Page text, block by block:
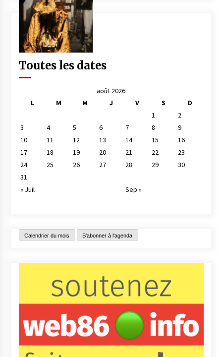
Toutes les dates
août 2026
L
M M J V S
D
1
2
3
4 5 6 7 8
9
10
11 12 13 14 15
16
17
18 19 20 21 22
23
24
25 26 27 28 29
30
31
« Juil
Sep »
Calendrier du mois S'abonner à l'agenda